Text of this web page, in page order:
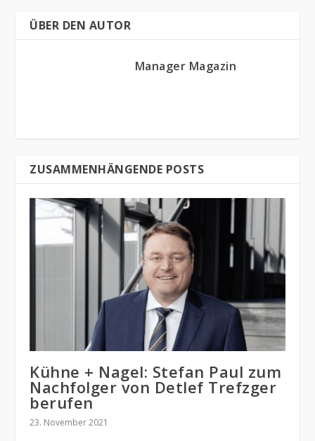
ÜBER DEN AUTOR
Manager Magazin
ZUSAMMENHÄNGENDE POSTS
Kühne + Nagel: Stefan Paul zum
Nachfolger von Detlef Trefzger
berufen
23. November 2021